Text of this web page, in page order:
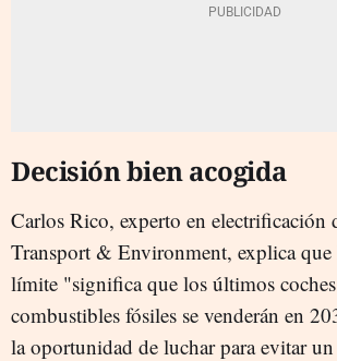
Decisión bien acogida
Carlos Rico, experto en electrificación
Transport & Environment, explica que
límite "significa que los últimos
combustibles fósiles se venderán en
la oportunidad de luchar para evitar